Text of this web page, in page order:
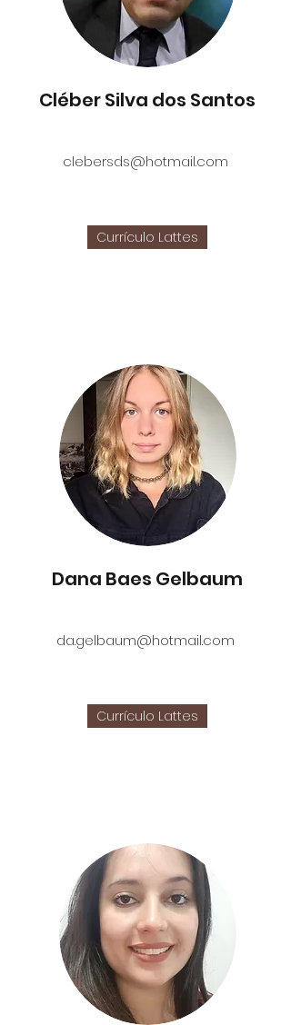
Cléber Silva dos Santos
clebersds@hotmail.com
Currículo Lattes
Dana Baes Gelbaum
da.gelbaum@hotmail.com
Currículo Lattes